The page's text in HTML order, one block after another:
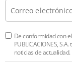
De conformidad con el
PUBLICACIONES,
noticias de actualidad.